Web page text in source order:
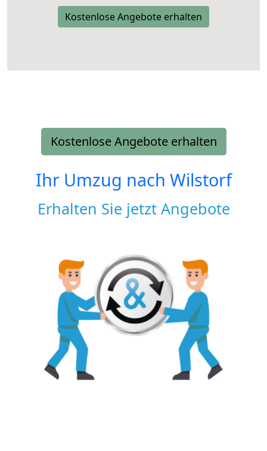
Kostenlose Angebote erhalten
Kostenlose Angebote erhalten
Ihr Umzug nach Wilstorf
Erhalten Sie jetzt Angebote